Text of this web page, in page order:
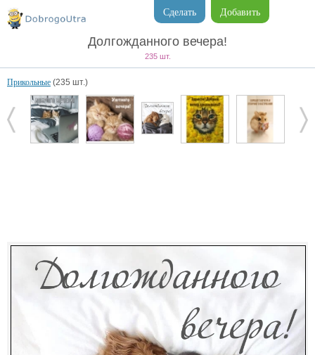
Добавить
Сделать
Долгожданного вечера!
235 шт.
Прикольные (235 шт.)